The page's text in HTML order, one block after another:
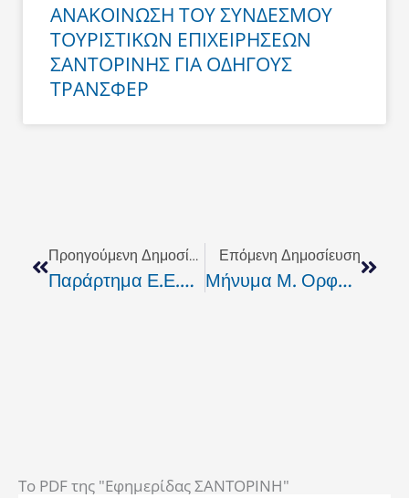
ΑΝΑΚΟΙΝΩΣΗ ΤΟΥ ΣΥΝΔΕΣΜΟΥ
ΤΟΥΡΙΣΤΙΚΩΝ ΕΠΙΧΕΙΡΗΣΕΩΝ
ΣΑΝΤΟΡΙΝΗΣ ΓΙΑ ΟΔΗΓΟΥΣ
ΤΡΑΝΣΦΕΡ
Προηγούμενη Δημοσίευση
Παράρτημα Ε.Ε.Σ. Σαντορίνης: Βοήθεια Στους Συνανθρώπους Μας Στη Θεσσαλία
Επόμενη Δημοσίευση
Μήνυμα Μ. Ορφανού Για Τις Δημοτικές Εκλογές
To PDF της "Εφημερίδας ΣΑΝΤΟΡΙΝΗ"